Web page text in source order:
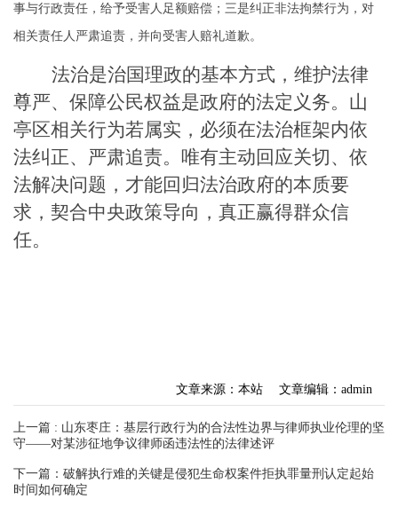
事与行政责任，给予受害人足额赔偿；三是纠正非法拘禁行为，对
相关责任人严肃追责，并向受害人赔礼道歉。
法治是治国理政的基本方式，维护法律
尊严、保障公民权益是政府的法定义务。山
亭区相关行为若属实，必须在法治框架内依
法纠正、严肃追责。唯有主动回应关切、依
法解决问题，才能回归法治政府的本质要
求，契合中央政策导向，真正赢得群众信
任。
文章来源：本站 文章编辑：admin
上一篇 : 山东枣庄：基层行政行为的合法性边界与律师执业伦理的坚
守——对某涉征地争议律师函违法性的法律述评​
下一篇：破解执行难的关键是侵犯生命权案件拒执罪量刑认定起始
时间如何确定